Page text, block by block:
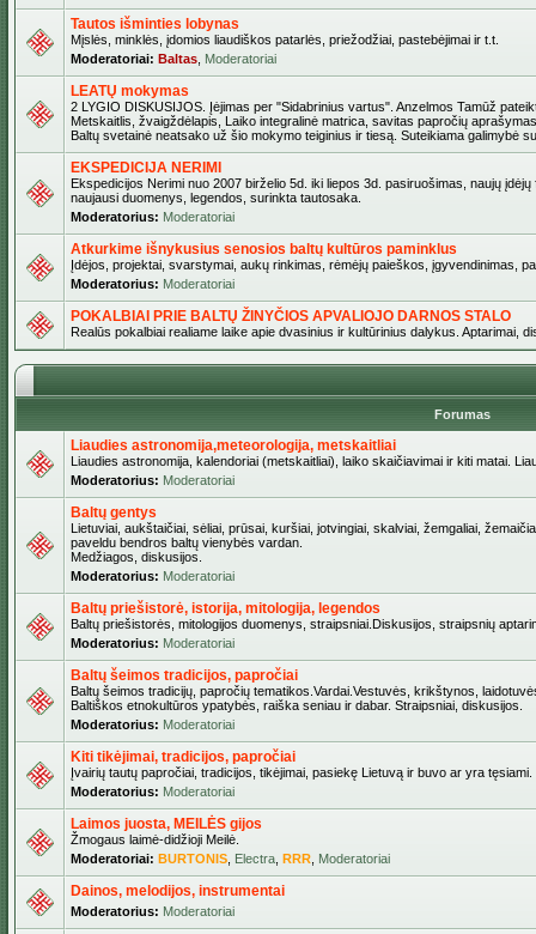
Tautos išminties lobynas
Mįslės, minklės, įdomios liaudiškos patarlės, priežodžiai, pastebėjimai ir t.t.
Moderatoriai: Baltas Moderatoriai
LEATŲ mokymas
2 LYGIO DISKUSIJOS. Įėjimas per "Sidabrinius vartus". Anzelmos Tamūž
Metskaitlis, žvaigždėlapis, Laiko integralinė matrica, savitas papročių
Baltų svetainė neatsako už šio mokymo teiginius ir tiesą. Suteikiama galimybė
EKSPEDICIJA NERIMI
Ekspedicijos Nerimi nuo 2007 birželio 5d. iki liepos 3d. pasiruošimas, naujų
naujausi duomenys, legendos, surinkta tautosaka.
Moderatorius: Moderatoriai
Atkurkime išnykusius senosios baltų kultūros paminklus
Įdėjos, projektai, svarstymai, aukų rinkimas, rėmėjų paieškos, įgyvendinimas,
Moderatorius: Moderatoriai
POKALBIAI PRIE BALTŲ ŽINYČIOS APVALIOJO DARNOS STALO
Realūs pokalbiai realiame laike apie dvasinius ir kultūrinius dalykus. Aptarimai,
Forumas
Liaudies astronomija,meteorologija, metskaitliai
Liaudies astronomija, kalendoriai (metskaitliai), laiko skaičiavimai ir kiti matai.
Moderatorius: Moderatoriai
Baltų gentys
Lietuviai, aukštaičiai, sėliai, prūsai, kuršiai, jotvingiai, skalviai, žemgaliai,
paveldu bendros baltų vienybės vardan.
Medžiagos, diskusijos.
Moderatorius: Moderatoriai
Baltų priešistorė, istorija, mitologija, legendos
Baltų priešistorės, mitologijos duomenys, straipsniai.Diskusijos, straipsnių
Moderatorius: Moderatoriai
Baltų šeimos tradicijos, papročiai
Baltų šeimos tradicijų, papročių tematikos.Vardai.Vestuvės, krikštynos,
Baltiškos etnokultūros ypatybės, raiška seniau ir dabar. Straipsniai, diskusijos.
Moderatorius: Moderatoriai
Kiti tikėjimai, tradicijos, papročiai
Įvairių tautų papročiai, tradicijos, tikėjimai, pasiekę Lietuvą ir buvo ar yra tęsiami.
Moderatorius: Moderatoriai
Laimos juosta, MEILĖS gijos
Žmogaus laimė-didžioji Meilė.
Moderatoriai: BURTONIS Electra RRR Moderatoriai
Dainos, melodijos, instrumentai
Moderatorius: Moderatoriai